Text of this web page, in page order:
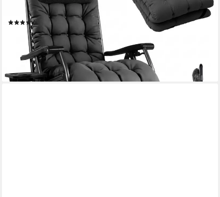
1 St., bis 180 KG, für Garten Terrasse Balkon
ab 76,49 € UVP169,99 €
lieferbar - in 3-4 Werktagen bei dir